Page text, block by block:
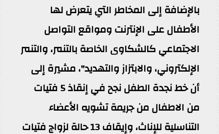
بالإضافة إلى المخاطر التي يتعرض لها
الأطفال على الإنترنت ومواقع التواصل
الاجتماعي كالشكاوى الخاصة بالتنمر، والتنمر
الإلكتروني، والابتزاز والتهديد"، مشيرة إلى
أن خط نجدة الطفل نجح في إنقاذ 5 فتيات
من الاطفال من جريمة تشويه الأعضاء
التناسلية للإناث، وإيقاف 13 حالة لزواج فتيات